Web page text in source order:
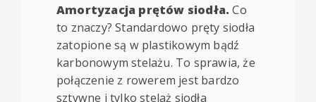
Amortyzacja prętów siodła. Co
to znaczy? Standardowo pręty siodła
zatopione są w plastikowym bądź
karbonowym stelażu. To sprawia, że
połączenie z rowerem jest bardzo
sztywne i tylko stelaż siodła